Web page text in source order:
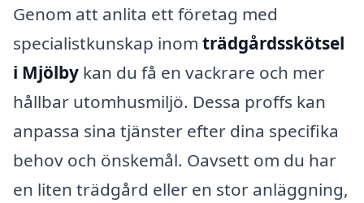
Genom att anlita ett företag med
specialistkunskap inom trädgårdsskötsel
i Mjölby kan du få en vackrare och mer
hållbar utomhusmiljö. Dessa proffs kan
anpassa sina tjänster efter dina specifika
behov och önskemål. Oavsett om du har
en liten trädgård eller en stor anläggning,